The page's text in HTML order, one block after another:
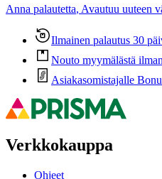
Anna palautetta, Avautuu uuteen
Ilmainen palautus 30
Nouto myymälästä
Asiakasomistajalle
Verkkokauppa
Ohjeet